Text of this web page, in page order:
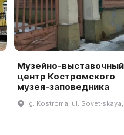
Музейно-выставочный
центр Костромского
музея-заповедника
g. Kostroma, ul. Sovet·skaya,